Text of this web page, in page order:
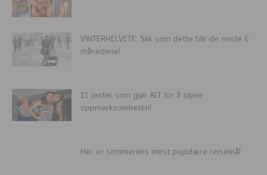
VINTERHELVETE: Slik som dette blir de neste 6
månedene!
11 jenter som gjør ALT for å stjele
oppmerksomheten!
Her er sommerens mest populære reisemål